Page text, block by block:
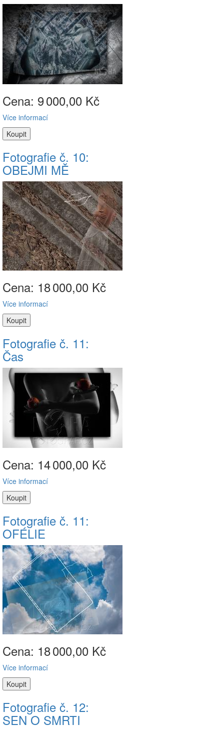
Cena: 9000,00 Kč
Více informací
Fotografie č. 10:
OBEJMI MĚ
Cena: 18000,00 Kč
Více informací
Fotografie č. 11:
Čas
Cena: 14000,00 Kč
Více informací
Fotografie č. 11:
OFÉLIE
Cena: 18000,00 Kč
Více informací
Fotografie č. 12:
SEN O SMRTI